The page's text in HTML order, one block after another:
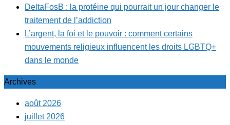
DeltaFosB : la protéine qui pourrait un jour changer le
traitement de l’addiction
L’argent, la foi et le pouvoir : comment certains
mouvements religieux influencent les droits LGBTQ+
dans le monde
Archives
août 2026
juillet 2026